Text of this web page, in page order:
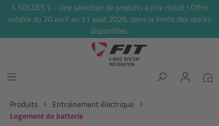
principal
% SOLDES % - Une sélection de produits à prix réduit ! Offre
valable du 20 avril au 31 août 2026, dans la limite des stocks
disponibles.
Produits
Entraînement électrique
Logement de batterie